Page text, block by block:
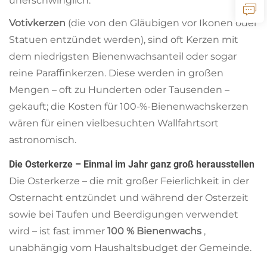
Votivkerzen (die von den Gläubigen vor Ikonen oder
Statuen entzündet werden), sind oft Kerzen mit
dem niedrigsten Bienenwachsanteil oder sogar
reine Paraffinkerzen. Diese werden in großen
Mengen – oft zu Hunderten oder Tausenden –
gekauft; die Kosten für 100-%-Bienenwachskerzen
wären für einen vielbesuchten Wallfahrtsort
astronomisch.
Die Osterkerze – Einmal im Jahr ganz groß herausstellen
Die Osterkerze – die mit großer Feierlichkeit in der
Osternacht entzündet und während der Osterzeit
sowie bei Taufen und Beerdigungen verwendet
wird – ist fast immer 100 % Bienenwachs ,
unabhängig vom Haushaltsbudget der Gemeinde.